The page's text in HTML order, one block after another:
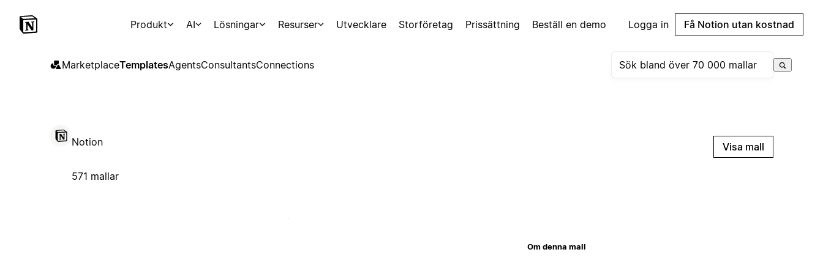
Produkt AI Lösningar Resurser Utvecklare Storföretag Prissättning Beställ en demo Logga in Få Notion utan kostnad
MarketplaceTemplatesAgentsConsultantsConnections
Notion
571 mallar
Visa mall
Om denna mall